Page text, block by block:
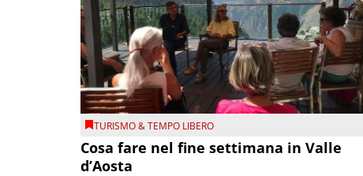
TURISMO & TEMPO LIBERO
Cosa fare nel fine settimana in Valle
d’Aosta